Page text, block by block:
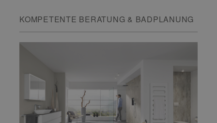
KOMPETENTE BERATUNG & BADPLANUNG